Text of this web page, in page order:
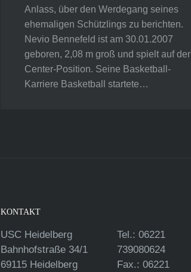
Anlass, über den Werdegang seines
ehemaligen Schützlings zu berichten.
Nevio Bennefeld ist am 30.01.2007
geboren, 2,08 m groß und spielt auf der
Center-Position. Seine Basketball-
Karriere Basketball startete…
KONTAKT
USC Heidelberg
Bahnhofstraße 34/1
69115 Heidelberg
Tel.: 06221
739080624
Fax.: 06221